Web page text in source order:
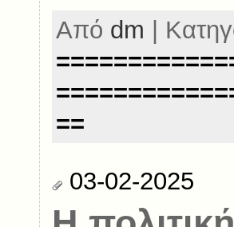
Από dm |
==
03-02-2025